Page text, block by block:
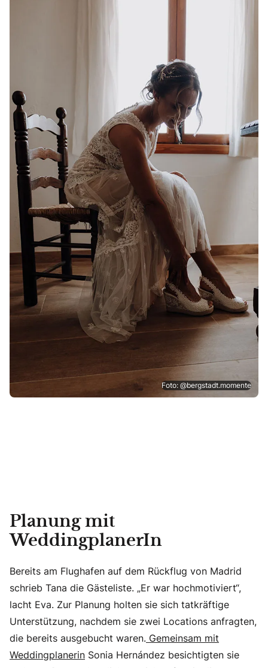
Foto: @bergstadt.momente
Planung mit
WeddingplanerIn
Bereits am Flughafen auf dem Rückflug von Madrid
schrieb Tana die Gästeliste. „Er war hochmotiviert“,
lacht Eva. Zur Planung holten sie sich tatkräftige
Unterstützung, nachdem sie zwei Locations anfragten,
die bereits ausgebucht waren. Gemeinsam mit
Weddingplanerin Sonia Hernández besichtigten sie